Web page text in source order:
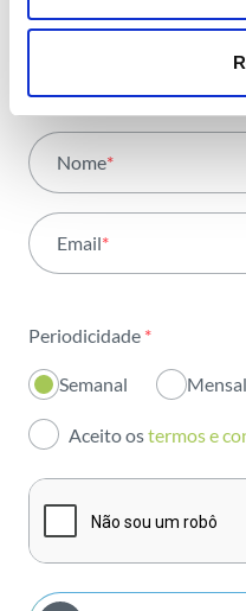
Atividade
Institucional
Inovação
Investidores
Publicações
Nome*
Email*
Periodicidade *
Semanal Mensal
Aceito ostermos e